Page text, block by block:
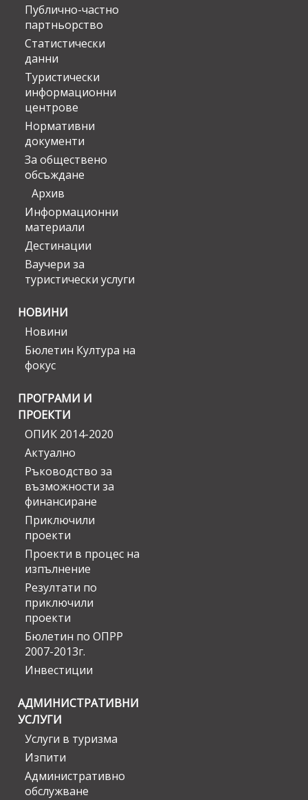
Публично-частно
партньорство
Статистически
данни
Туристически
информационни
центрове
Нормативни
документи
За обществено
обсъждане
Архив
Информационни
материали
Дестинации
Ваучери за
туристически услуги
НОВИНИ
Новини
Бюлетин Култура на
фокус
ПРОГРАМИ И
ПРОЕКТИ
ОПИК 2014-2020
Актуално
Ръководство за
възможности за
финансиране
Приключили
проекти
Проекти в процес на
изпълнение
Резултати по
приключили
проекти
Бюлетин по ОПРР
2007-2013г.
Инвестиции
АДМИНИСТРАТИВНИ
УСЛУГИ
Услуги в туризма
Изпити
Административно
обслужване